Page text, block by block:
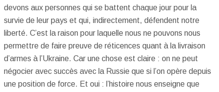
devons aux personnes qui se battent chaque jour pour la
survie de leur pays et qui, indirectement, défendent notre
liberté. C’est la raison pour laquelle nous ne pouvons nous
permettre de faire preuve de réticences quant à la livraison
d’armes à l’Ukraine. Car une chose est claire : on ne peut
négocier avec succès avec la Russie que si l’on opère depuis
une position de force. Et oui : l’histoire nous enseigne que